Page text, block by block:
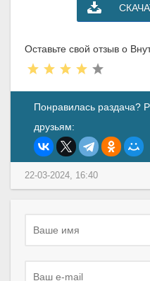
Оставьте свой отзыв о
Понравилась раздача?
друзьям:
22-03-2024, 16:40